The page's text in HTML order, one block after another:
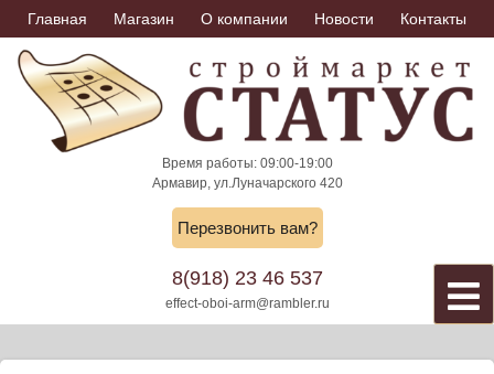
Skip
to
content
Главная Магазин О компании Новости Контакты
Время работы: 09:00-19:00
Армавир, ул.Луначарского 420
Перезвонить вам?
8(918) 23 46 537
effect-oboi-arm@rambler.ru